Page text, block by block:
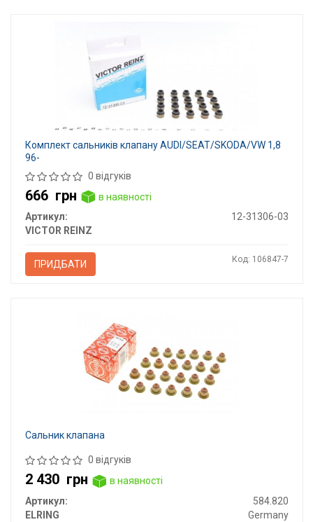
Комплект сальників клапану AUDI/SEAT/SKODA/VW 1,8
96-
0 відгуків
666 грн
в наявності
Артикул:
12-31306-03
VICTOR REINZ
ПРИДБАТИ Код: 106847-7
Сальник клапана
0 відгуків
2 430 грн
в наявності
Артикул:
584.820
ELRING
Germany